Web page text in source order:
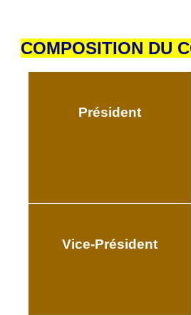
COMPOSITION DU
Président
Vice-Président